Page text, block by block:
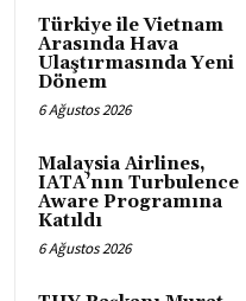
Türkiye ile Vietnam
Arasında Hava
Ulaştırmasında Yeni
Dönem
6 Ağustos 2026
Malaysia Airlines,
IATA’nın Turbulence
Aware Programına
Katıldı
6 Ağustos 2026